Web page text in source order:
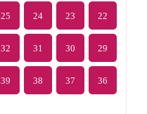
22
23
24
25
29
30
31
32
36
37
38
39